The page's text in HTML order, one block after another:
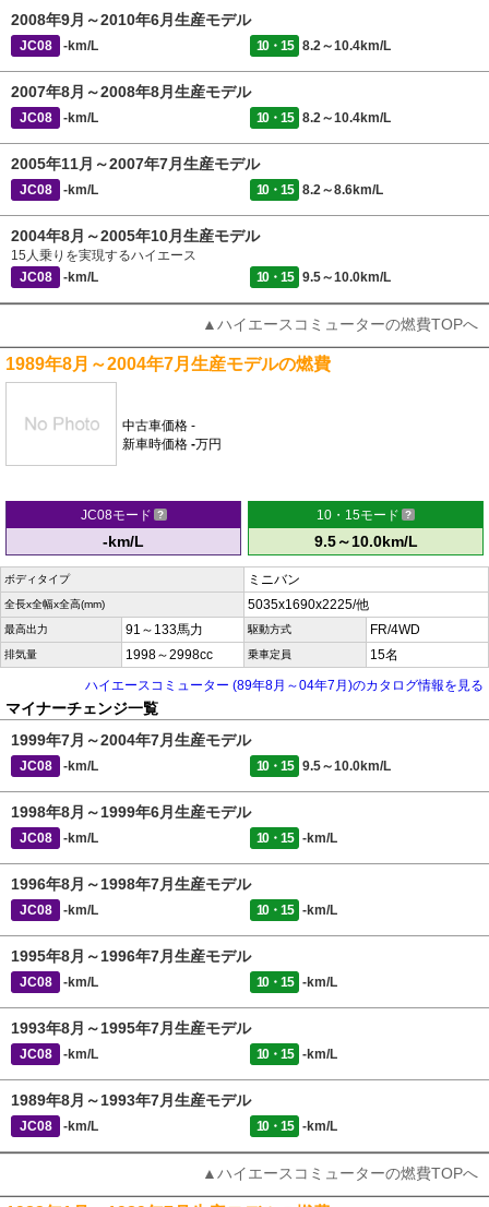
2008年9月～2010年6月生産モデル
JC08 -km/L 10・15 8.2～10.4km/L
2007年8月～2008年8月生産モデル
JC08 -km/L 10・15 8.2～10.4km/L
2005年11月～2007年7月生産モデル
JC08 -km/L 10・15 8.2～8.6km/L
2004年8月～2005年10月生産モデル
15人乗りを実現するハイエース
JC08
-km/L 10・15 9.5～10.0km/L
▲ハイエースコミューターの燃費TOPへ
1989年8月～2004年7月生産モデルの燃費
中古車価格 -
新車時価格 -万円
JC08モード
-km/L
10・15モード
9.5～10.0km/L
ボディタイプ ミニバン
全長x全幅x全高(mm) 5035x1690x2225/他
最高出力 91～133馬力 駆動方式 FR/4WD
排気量 1998～2998cc 乗車定員
15名
ハイエースコミューター (89年8月～04年7月)のカタログ情報を見る
マイナーチェンジ一覧
1999年7月～2004年7月生産モデル
JC08 -km/L 10・15 9.5～10.0km/L
1998年8月～1999年6月生産モデル
JC08 -km/L 10・15 -km/L
1996年8月～1998年7月生産モデル
JC08 -km/L 10・15 -km/L
1995年8月～1996年7月生産モデル
JC08 -km/L 10・15 -km/L
1993年8月～1995年7月生産モデル
JC08 -km/L 10・15 -km/L
1989年8月～1993年7月生産モデル
JC08 -km/L 10・15 -km/L
▲ハイエースコミューターの燃費TOPへ